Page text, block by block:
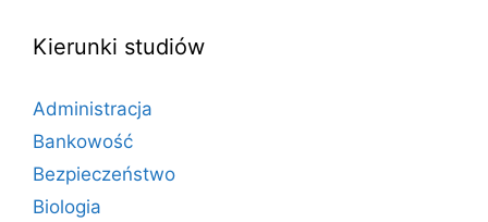
Kierunki studiów
Administracja
Bankowość
Bezpieczeństwo
Biologia